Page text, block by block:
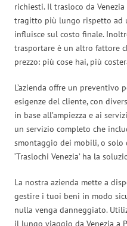
richiesti. Il trasloco da
tragitto più lungo rispetto ad
influisce sul costo finale.
trasportare è un altro fattore
prezzo: più cose hai, più
L’azienda offre un preventivo
esigenze del cliente, con
in base all’ampiezza e ai
un servizio completo che
smontaggio dei mobili, o
‘Traslochi Venezia’ ha la
La nostra azienda mette a
gestire i tuoi beni in modo
nulla venga danneggiato.
il lungo viaggio da Venezia a